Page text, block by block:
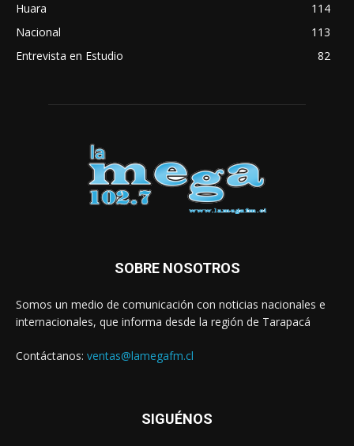
Huara
114
Nacional
113
Entrevista en Estudio
82
SOBRE NOSOTROS
Somos un medio de comunicación con noticias nacionales e
internacionales, que informa desde la región de Tarapacá
Contáctanos: ventas@lamegafm.cl
SIGUÉNOS